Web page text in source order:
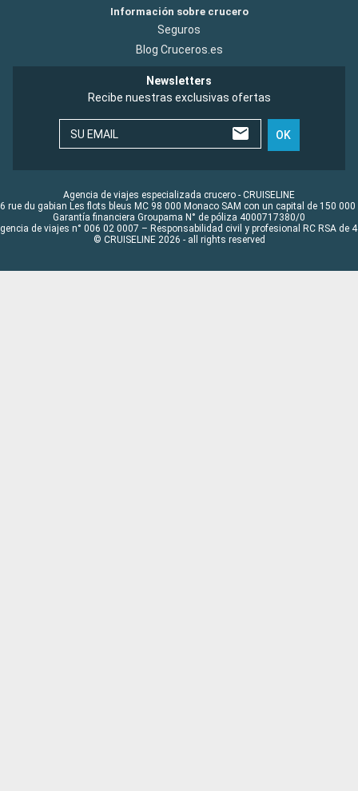
Información sobre crucero
Seguros
Blog Cruceros.es
Newsletters
Recibe nuestras exclusivas ofertas
SU EMAIL OK
Agencia de viajes especializada crucero - CRUISELINE
rue du gabian Les flots bleus MC 98 000 Monaco SAM con un capital de 150 000
Garantía financiera Groupama N° de póliza 4000717380/0
de viajes n° 006 02 0007 – Responsabilidad civil y profesional RC RSA de
© CRUISELINE 2026 - all rights reserved